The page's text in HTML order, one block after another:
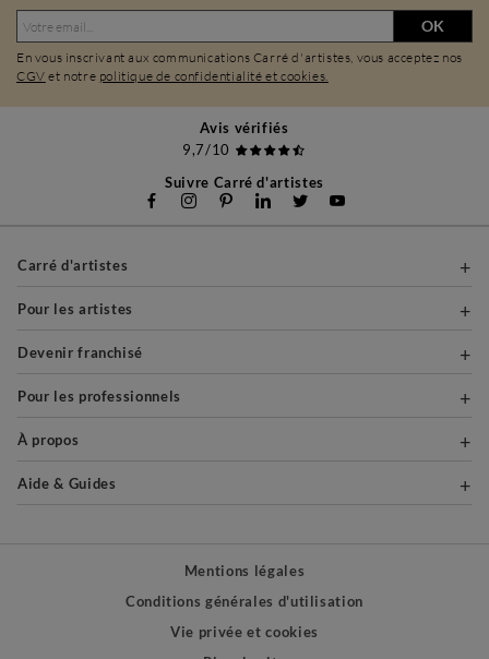
OK
En vous inscrivant aux communications Carré d'artistes, vous acceptez nos
CGV et notre politique de confidentialité et cookies.
Avis vérifiés
9,7/10
Suivre Carré d'artistes
Carré d'artistes
Pour les artistes
Devenir franchisé
Pour les professionnels
À propos
Aide & Guides
Mentions légales
Conditions générales d'utilisation
Vie privée et cookies